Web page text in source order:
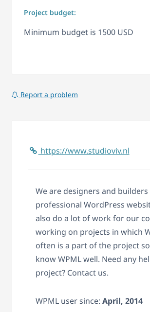
Project budget:
Minimum budget is 1500 USD
Report a problem
https://www.studioviv.nl
We are designers and
professional WordPress
also do a lot of work for our
working on projects in which
often is a part of the project
know WPML well. Need any
project? Contact us.
WPML user since: April, 2014